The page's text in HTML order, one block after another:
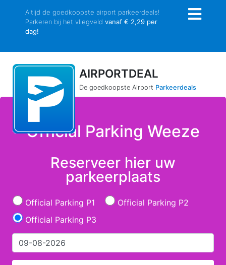
Altijd de goedkoopste airport parkeerdeals!
Parkeren bij het vliegveld vanaf € 2,29 per
dag!
AIRPORTDEAL
De goedkoopste Airport Parkeerdeals
Official Parking Weeze
Reserveer hier uw
parkeerplaats
Official Parking P1
Official Parking P2
Official Parking P3